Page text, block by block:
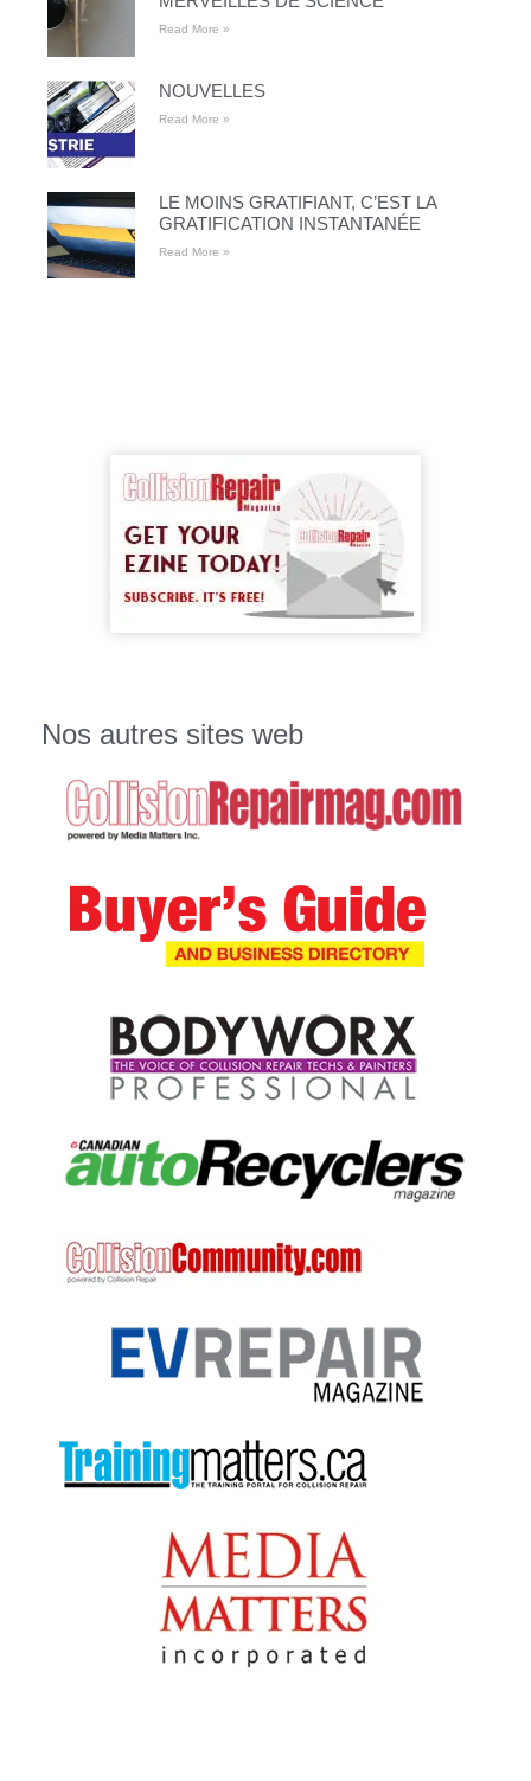
Read More »
NOUVELLES
Read More »
LE MOINS GRATIFIANT, C’EST LA
GRATIFICATION INSTANTANÉE
Read More »
Nos autres sites web